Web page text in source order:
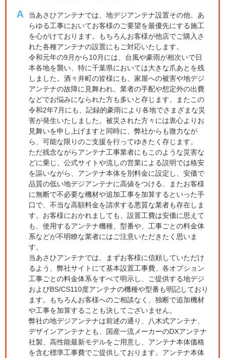
A
当あさひアンテナでは、地デジアンテナ設置その他、あ
らゆる工事においてお客様のご要望を最優先にする施工
を心がけております。もちろんお客様が他店でご購入さ
れた各種アンテナの設置にもご対応いたします。
令和元年の9月から10月には、台風や豪雨が相次いで日
本各地を襲い、特に千葉県においては大きな爪あとを残
しました。酒々井町の皆様にも、家屋への被害や地デジ
アンテナの故障に見舞われ、業者の手配や想定外の出費
などでお悩みになられた方も多いと存じます。またこの
令和2年7月にも、記録的豪雨により各地でさまざまな災
害が発生いたしました。被災された方々には衷心よりお
見舞いを申し上げますと同時に、弊社からも微力なが
ら、可能な限りのご支援を行ってゆきたく存じます。
ただ残念ながらアンテナ工事業者にもこのような災害な
どに乗じ、公式サイトや流しの営業による説明では格安
を謳いながら、アンテナ本体を別料金に設定し、安価で
品質の低い地デジアンテナに高値をつける、またお客様
に無断で不必要な機材や追加工事を加算するといった手
口で、不当な高額料金を請求する悪質な業者も存在しま
す。お客様におかれましても、設置工費は安価に思えて
も、使用するアンテナ機種、型番や、工事ごとの料金体
系などが不明瞭な業者にはご注意いただきたく思いま
す。
当あさひアンテナでは、まずお客様に信頼していただけ
るよう、弊社サイトにて基本設置工事費、各オプション
工事ごとの料金体系をすべて明示し、ご提供する地デジ
およびBS/CS110度アンテナの機種や型番も明記しており
ます。もちろんお客様へのご相談なく、独断で追加機材
や工事を加算することも決してございません。
弊社の地デジアンテナは前述の通り、八木式アンテナ、
デザインアンテナとも、国産一流メーカーのDXアンテナ
社製、高性能最新モデルをご用意し、アンテナ本体価格
を含む標準工事費でご提供しております。アンテナ本体